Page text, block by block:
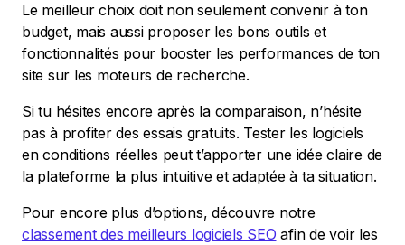
Le meilleur choix doit non seulement convenir à ton
budget, mais aussi proposer les bons outils et
fonctionnalités pour booster les performances de ton
site sur les moteurs de recherche.
Si tu hésites encore après la comparaison, n’hésite
pas à profiter des essais gratuits. Tester les logiciels
en conditions réelles peut t’apporter une idée claire de
la plateforme la plus intuitive et adaptée à ta situation.
Pour encore plus d’options, découvre notre
classement des meilleurs logiciels SEO afin de voir les